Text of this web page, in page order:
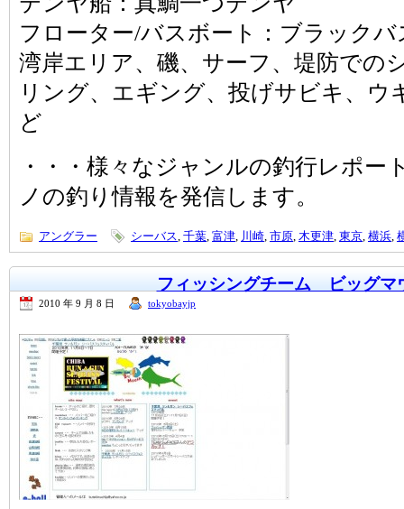
フローター/バスボート：ブラックバ
湾岸エリア、磯、サーフ、堤防での
リング、エギング、投げサビキ、ウ
ど
・・・様々なジャンルの釣行レポー
ノの釣り情報を発信します。
アングラー シーバス, 千葉, 富津, 川崎, 市原, 木更津, 東京, 横浜,
フィッシングチーム ビッグマ
2010 年 9 月 8 日 tokyobayjp